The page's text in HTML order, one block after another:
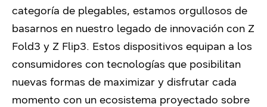
categoría de plegables, estamos orgullosos de
basarnos en nuestro legado de innovación con Z
Fold3 y Z Flip3. Estos dispositivos equipan a los
consumidores con tecnologías que posibilitan
nuevas formas de maximizar y disfrutar cada
momento con un ecosistema proyectado sobre